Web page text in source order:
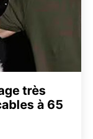
très
à 65